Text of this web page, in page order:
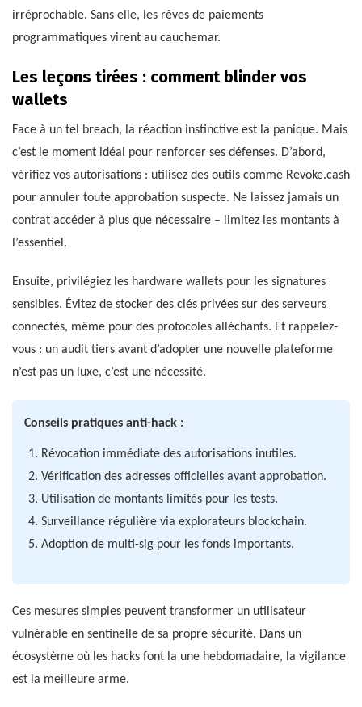
irréprochable. Sans elle, les rêves de paiements
programmatiques virent au cauchemar.
Les leçons tirées : comment blinder vos
wallets
Face à un tel breach, la réaction instinctive est la panique. Mais
c’est le moment idéal pour renforcer ses défenses. D’abord,
vérifiez vos autorisations : utilisez des outils comme Revoke.cash
pour annuler toute approbation suspecte. Ne laissez jamais un
contrat accéder à plus que nécessaire – limitez les montants à
l’essentiel.
Ensuite, privilégiez les hardware wallets pour les signatures
sensibles. Évitez de stocker des clés privées sur des serveurs
connectés, même pour des protocoles alléchants. Et rappelez-
vous : un audit tiers avant d’adopter une nouvelle plateforme
n’est pas un luxe, c’est une nécessité.
Conseils pratiques anti-hack :
Révocation immédiate des autorisations inutiles.
Vérification des adresses officielles avant approbation.
Utilisation de montants limités pour les tests.
Surveillance régulière via explorateurs blockchain.
Adoption de multi-sig pour les fonds importants.
Ces mesures simples peuvent transformer un utilisateur
vulnérable en sentinelle de sa propre sécurité. Dans un
écosystème où les hacks font la une hebdomadaire, la vigilance
est la meilleure arme.